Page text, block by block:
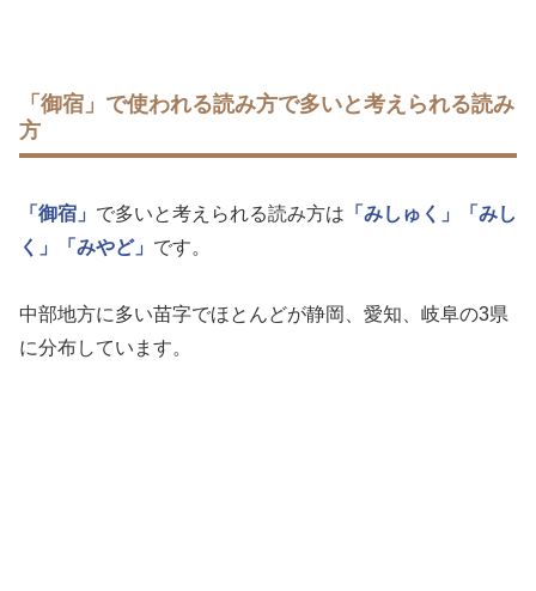
「御宿」で使われる読み方で多いと考えられる読み
方
「御宿」 で多いと考えられる読み方は 「みしゅく」
「みし
く」
「みやど」 です。
中部地方に多い苗字でほとんどが静岡、愛知、岐阜の3県
に分布しています。